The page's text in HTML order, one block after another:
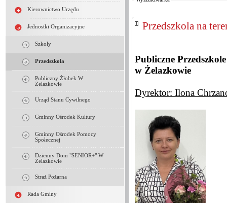
Kierownictwo Urzędu
Jednostki Organizacyjne
Szkoły
Przedszkola
Publiczny Żłobek W
Żelazkowie
Urząd Stanu Cywilnego
Gminny Ośrodek Kultury
Gminny Ośrodek Pomocy
Społecznej
Dzienny Dom "SENIOR+" W
Żelazkowie
Straż Pożarna
Rada Gminy
Przedszkola na
Publiczne
w Żelazkowie
Dyrektor: Ilona